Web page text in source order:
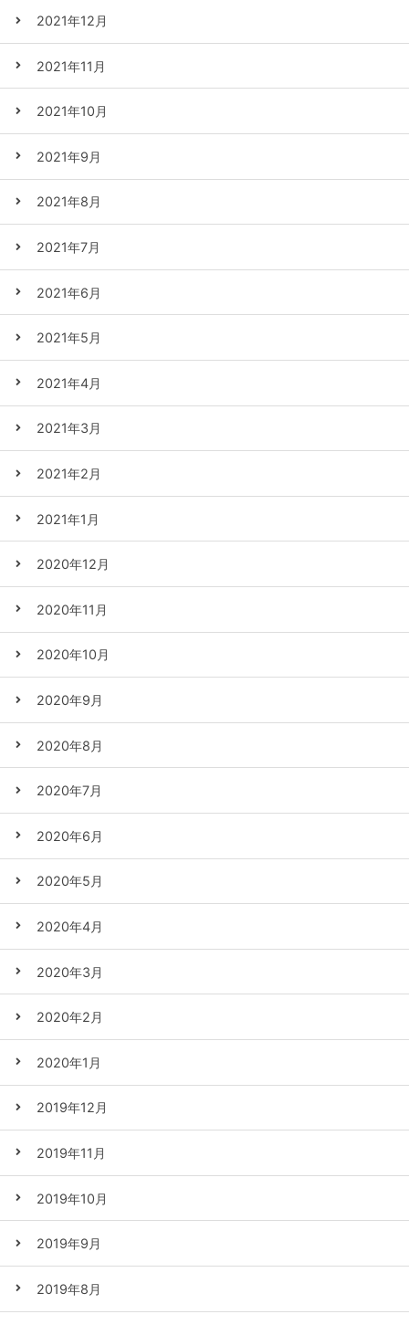
2021年12月
2021年11月
2021年10月
2021年9月
2021年8月
2021年7月
2021年6月
2021年5月
2021年4月
2021年3月
2021年2月
2021年1月
2020年12月
2020年11月
2020年10月
2020年9月
2020年8月
2020年7月
2020年6月
2020年5月
2020年4月
2020年3月
2020年2月
2020年1月
2019年12月
2019年11月
2019年10月
2019年9月
2019年8月